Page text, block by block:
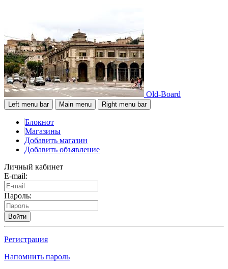
Old-Board
Left menu bar Main menu Right menu bar
Блокнот
Магазины
Добавить магазин
Добавить объявление
Личный кабинет
E-mail:
Пароль:
Войти
Регистрация
Напомнить пароль